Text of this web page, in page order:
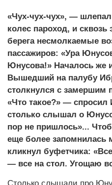
«Чух-чух-чух», —
колес пароход, и сквозь
берега несмолкаемые
пассажиров: «Ура
Юнусова!» Началось же
Вышедший на палубу
столкнулся с замершим
«Что такое?» — спросил
столько слышал о
пор не пришлось»...
еще более запомнилась
кликнул буфетчика:
— все на стол. Угощаю